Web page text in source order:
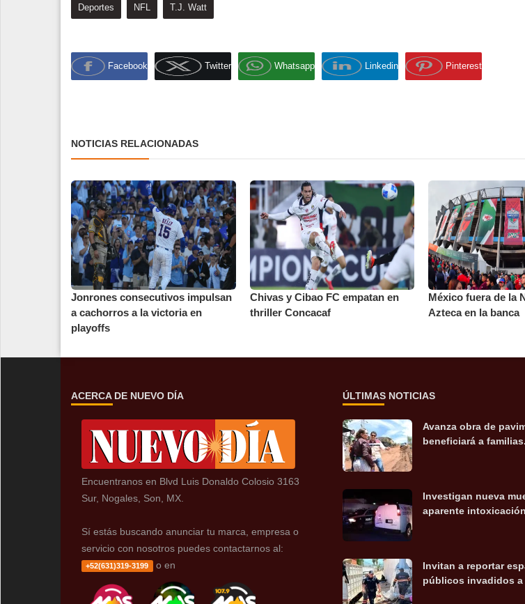
Deportes NFL T.J. Watt
Facebook Twitter Whatsapp Linkedin Pinterest
NOTICIAS RELACIONADAS
Jonrones consecutivos impulsan
a cachorros a la victoria en
playoffs
Chivas y Cibao FC empatan en
thriller Concacaf
México fuera de la
Azteca en la banca
ACERCA DE NUEVO DÍA
Encuentranos en Blvd Luis Donaldo Colosio 3163
Sur, Nogales, Son, MX.
Sí estás buscando anunciar tu marca, empresa o
servicio con nosotros puedes contactarnos al:
+52(631)319-3199 o en
ÚLTIMAS NOTICIAS
Avanza obra de
beneficiará a
Investigan nueva
aparente
Invitan a reportar
públicos invadidos a